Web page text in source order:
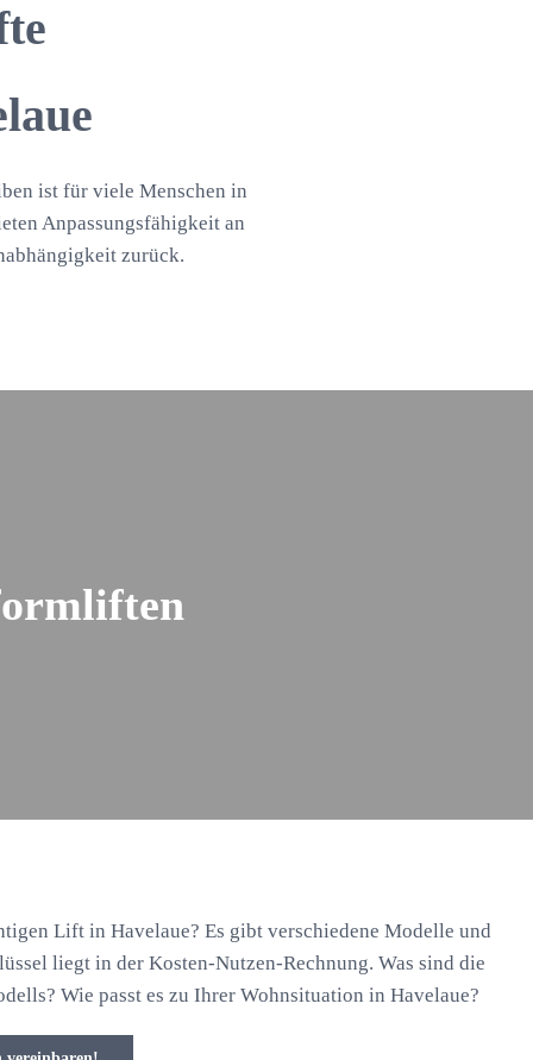
ist für viele Menschen in
Anpassungsfähigkeit an
zurück.
Lift in Havelaue? Es gibt verschiedene Modelle und
liegt in der Kosten-Nutzen-Rechnung. Was sind die
Wie passt es zu Ihrer Wohnsituation in Havelaue?